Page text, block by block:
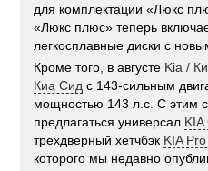
для комплектации «Люкс
«Люкс плюс» теперь
легкосплавные диски с
Кроме того, в августе Kia /
Киа Сид с 143-сильным
мощностью 143 л.с. С этим
предлагаться универсал
трехдверный хетчбэк KIA
которого мы недавно